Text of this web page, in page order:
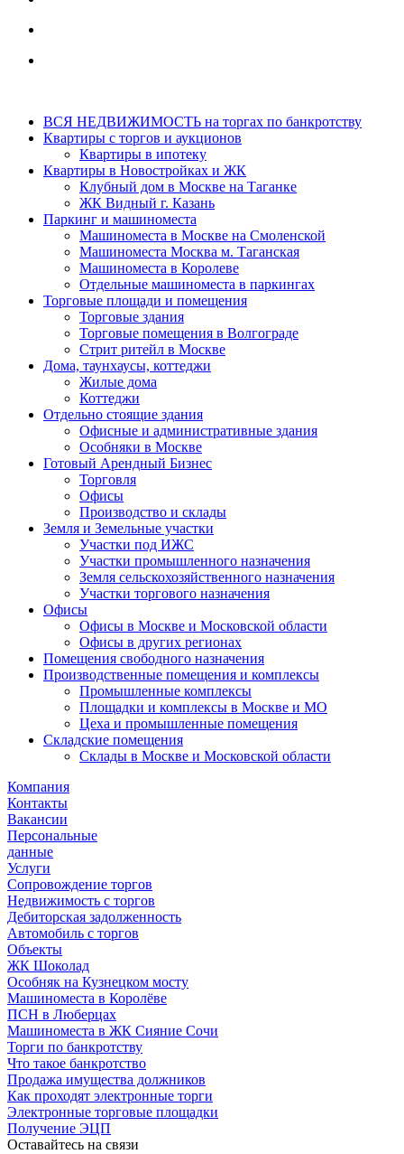
ВСЯ НЕДВИЖИМОСТЬ на торгах по банкротству
Квартиры с торгов и аукционов
Квартиры в ипотеку
Квартиры в Новостройках и ЖК
Клубный дом в Москве на Таганке
ЖК Видный г. Казань
Паркинг и машиноместа
Машиноместа в Москве на Смоленской
Машиноместа Москва м. Таганская
Машиноместа в Королеве
Отдельные машиноместа в паркингах
Торговые площади и помещения
Торговые здания
Торговые помещения в Волгограде
Стрит ритейл в Москве
Дома, таунхаусы, коттеджи
Жилые дома
Коттеджи
Отдельно стоящие здания
Офисные и административные здания
Особняки в Москве
Готовый Арендный Бизнес
Торговля
Офисы
Производство и склады
Земля и Земельные участки
Участки под ИЖС
Участки промышленного назначения
Земля сельскохозяйственного назначения
Участки торгового назначения
Офисы
Офисы в Москве и Московской области
Офисы в других регионах
Помещения свободного назначения
Производственные помещения и комплексы
Промышленные комплексы
Площадки и комплексы в Москве и МО
Цеха и промышленные помещения
Складские помещения
Склады в Москве и Московской области
Компания
Контакты
Вакансии
Персональные
данные
Услуги
Сопровождение торгов
Недвижимость с торгов
Дебиторская задолженность
Автомобиль с торгов
Объекты
ЖК Шоколад
Особняк на Кузнецком мосту
Машиноместа в Королёве
ПСН в Люберцах
Машиноместа в ЖК Сияние Сочи
Торги по банкротству
Что такое банкротство
Продажа имущества должников
Как проходят электронные торги
Электронные торговые площадки
Получение ЭЦП
Оставайтесь на связи